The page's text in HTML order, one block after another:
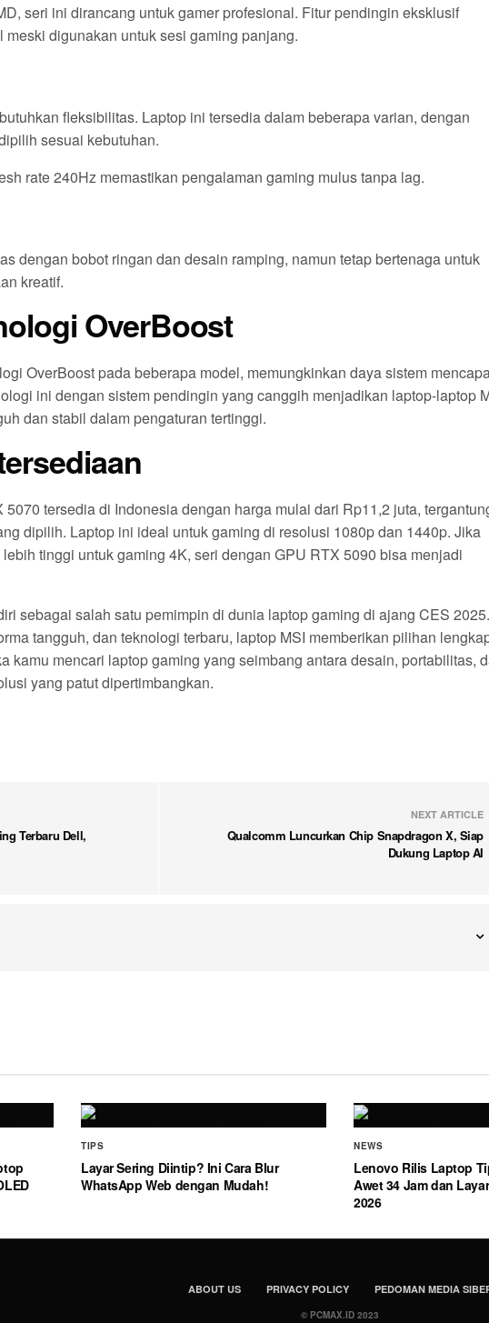
seri ini dirancang untuk gamer profesional. Fitur pendingin eksklusif
meski digunakan untuk sesi gaming panjang.
fleksibilitas. Laptop ini tersedia dalam beberapa varian, dengan
sesuai kebutuhan.
rate 240Hz memastikan pengalaman gaming mulus tanpa lag.
dengan bobot ringan dan desain ramping, namun tetap bertenaga untuk
kreatif.
OverBoost
OverBoost pada beberapa model, memungkinkan daya sistem
ini dengan sistem pendingin yang canggih menjadikan laptop-laptop
dan stabil dalam pengaturan tertinggi.
tersedia di Indonesia dengan harga mulai dari Rp11,2 juta,
dipilih. Laptop ini ideal untuk gaming di resolusi 1080p dan 1440p. Jika
tinggi untuk gaming 4K, seri dengan GPU RTX 5090 bisa menjadi
sebagai salah satu pemimpin di dunia laptop gaming di ajang CES 2025.
tangguh, dan teknologi terbaru, laptop MSI memberikan pilihan
kamu mencari laptop gaming yang seimbang antara desain, portabilitas,
yang patut dipertimbangkan.
Terbaru Dell,
NEXT ARTICLE
Qualcomm Luncurkan Chip Snapdragon X, Siap
Dukung Laptop AI
TIPS
Layar Sering Diintip? Ini Cara Blur
WhatsApp Web dengan Mudah!
NEWS
Lenovo Rilis Laptop
Awet 34 Jam dan
2026
ABOUT US PRIVACY POLICY PEDOMAN MEDIA
© PCMAX.ID 2023